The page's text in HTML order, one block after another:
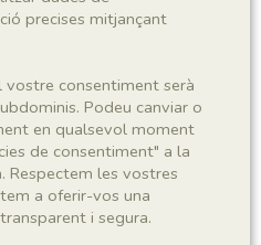
Phyllum
Chordata
Classe
Actinopterygii
precises mitjançant
consentiment serà
Podeu canviar o
en qualsevol moment
de consentiment" a la
Respectem les vostres
a oferir-vos una
i segura.